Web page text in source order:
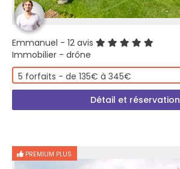
Emmanuel - 12 avis
Immobilier - drône
5 forfaits - de 135€ à 345€
Détail et réservation
PREMIUM PLUS